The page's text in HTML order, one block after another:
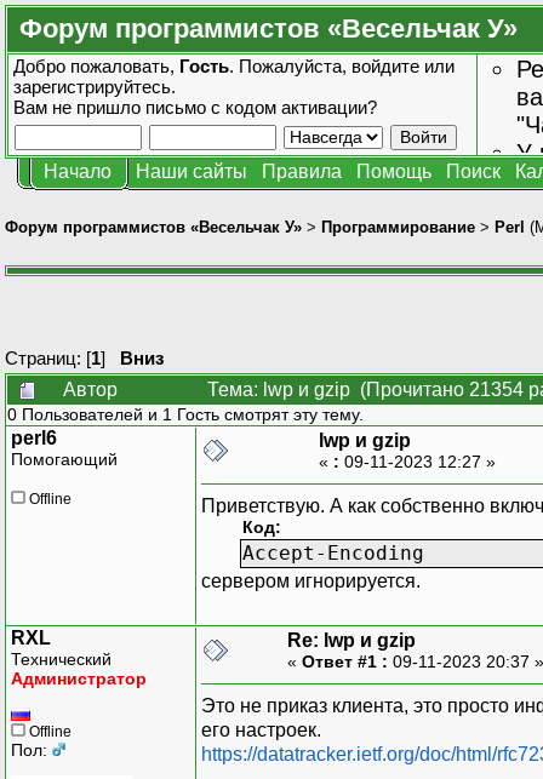
Форум программистов «Весельчак У»
Добро пожаловать, Гость. Пожалуйста, войдите или
зарегистрируйтесь.
Вам не пришло письмо с кодом активации?
У
Начало Наши сайты Правила Помощь Поиск
Форум программистов «Весельчак У» > Программирование > Perl
Страниц: [1] Вниз
Автор
Тема: lwp и gzip (Прочитано 21354
0 Пользователей и 1 Гость смотрят эту тему.
perl6
Помогающий
Offline
lwp и gzip
« : 09-11-2023 12:27 »
Приветствую. А как собственно
Код:
Accept-Encoding
сервером игнорируется.
RXL
Технический
Администратор
Offline
Пол:
Re: lwp и gzip
« Ответ #1 : 09-11-2023 20:37
Это не приказ клиента, это просто
его настроек.
https://datatracker.ietf.org/doc/html/